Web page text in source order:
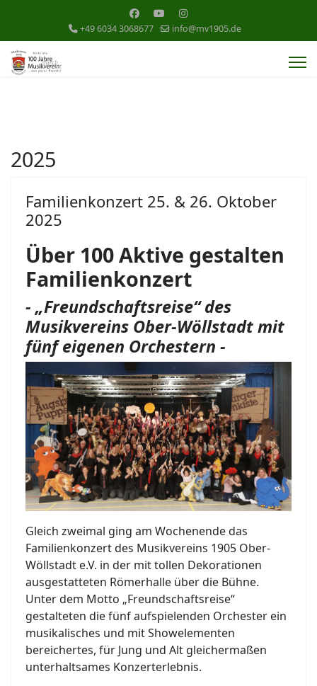
+49 6034 3068677 info@mv1905.de
2025
Familienkonzert 25. & 26. Oktober
2025
Über 100 Aktive gestalten
Familienkonzert
- „Freundschaftsreise“ des
Musikvereins Ober-Wöllstadt mit
fünf eigenen Orchestern -
Gleich zweimal ging am Wochenende das
Familienkonzert des Musikvereins 1905 Ober-
Wöllstadt e.V. in der mit tollen Dekorationen
ausgestatteten Römerhalle über die Bühne.
Unter dem Motto „Freundschaftsreise“
gestalteten die fünf aufspielenden Orchester ein
musikalisches und mit Showelementen
bereichertes, für Jung und Alt gleichermaßen
unterhaltsames Konzerterlebnis.